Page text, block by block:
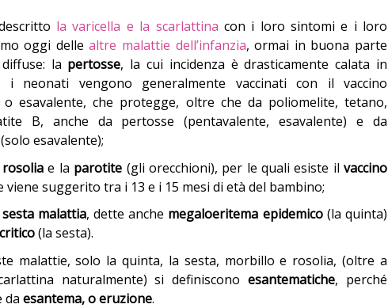
la varicella e la scarlattina con i loro sintomi e i loro
oggi dellealtre malattie dell’infanzia, ormai in buona parte
la pertosse, la cui incidenza è drasticamente calata in
i neonati vengono generalmente vaccinati con il vaccino
o esavalente, che protegge, oltre che da poliomelite, tetano,
B, anche da pertosse (pentavalente, esavalente) e da
esavalente);
rosolia e la parotite (gli orecchioni), per le quali esiste ilvaccino
viene suggerito tra i 13 e i 15 mesi di età del bambino;
malattia, dette anche megaloeritema epidemico(la quinta)
(la sesta).
malattie, solo la quinta, la sesta, morbillo e rosolia, (oltre a
naturalmente) si definisconoesantematiche, perché
da esantema, o eruzione.